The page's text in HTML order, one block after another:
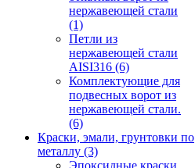
нержавеющей стали
(1)
Петли из
нержавеющей стали
AISI316 (6)
Комплектующие для
подвесных ворот из
нержавеющей стали.
(6)
Краски, эмали, грунтовки по
металлу (3)
Эпоксидные краски